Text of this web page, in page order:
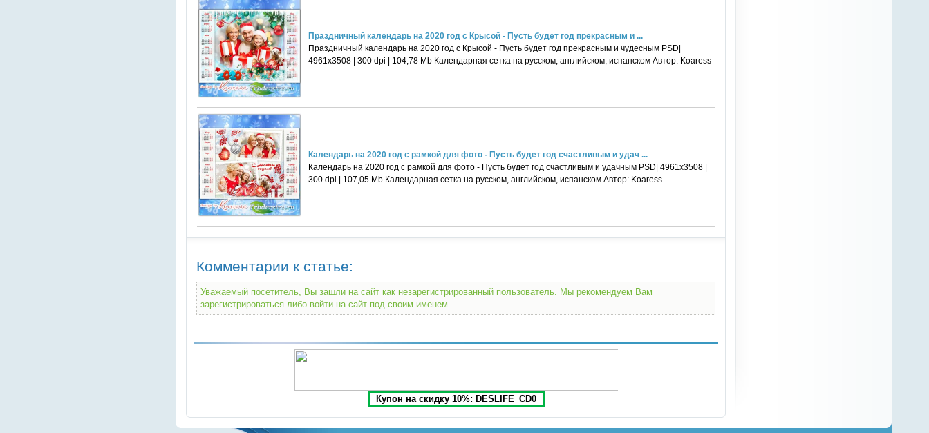
Праздничный календарь на 2020 год с Крысой - Пусть будет год прекрасным и ...
Праздничный календарь на 2020 год с Крысой - Пусть будет год прекрасным и чудесным PSD|
4961x3508 | 300 dpi | 104,78 Mb Календарная сетка на русском, английском, испанском Автор: Koaress
Календарь на 2020 год с рамкой для фото - Пусть будет год счастливым и удач ...
Календарь на 2020 год с рамкой для фото - Пусть будет год счастливым и удачным PSD| 4961x3508 |
300 dpi | 107,05 Mb Календарная сетка на русском, английском, испанском Автор: Koaress
Комментарии к статье:
Уважаемый посетитель, Вы зашли на сайт как незарегистрированный пользователь. Мы рекомендуем Вам
зарегистрироваться либо войти на сайт под своим именем.
Купон на скидку 10%: DESLIFE_CD0